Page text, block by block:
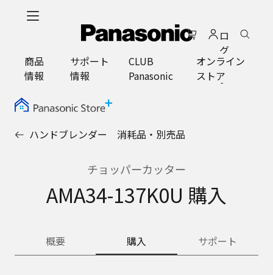
ロ
グ
イ
ン
商品
情報
サポート
情報
CLUB
Panasonic
オンライン
ストア
ハンドブレンダー 消耗品・別売品
チョッパーカッター
AMA34-137K0U 購入
概要 購入 サポート